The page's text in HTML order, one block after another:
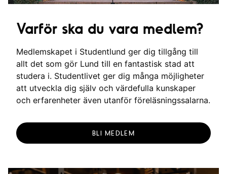
Varför ska du vara medlem?
Medlemskapet i Studentlund ger dig tillgång till
allt det som gör Lund till en fantastisk stad att
studera i. Studentlivet ger dig många möjligheter
att utveckla dig själv och värdefulla kunskaper
och erfarenheter även utanför föreläsningssalarna.
BLI MEDLEM